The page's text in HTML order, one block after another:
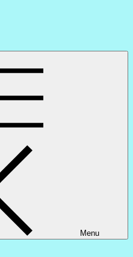
Menu